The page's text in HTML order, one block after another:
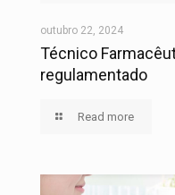
outubro 22, 2024
Técnico
regulamentado
Read more